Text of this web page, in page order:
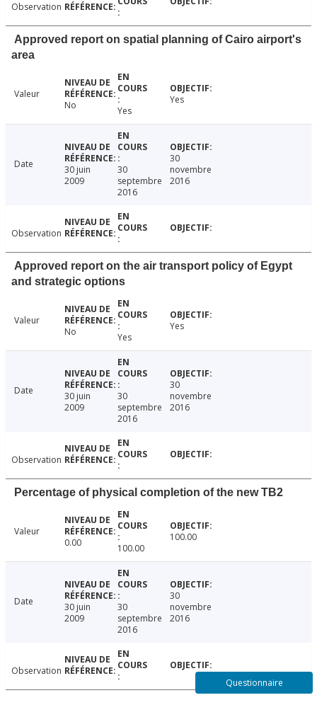
Observation
Approved report on spatial planning of Cairo airport's
area
Valeur
No
Yes
Yes
Date
30 juin
2009
30
septembre
2016
30
novembre
2016
Observation
Approved report on the air transport policy of Egypt
and strategic options
Valeur
No
Yes
Yes
Date
30 juin
2009
30
septembre
2016
30
novembre
2016
Observation
Percentage of physical completion of the new TB2
Valeur
0.00
100.00
100.00
Date
30 juin
2009
30
septembre
2016
30
novembre
2016
Observation
Questionnaire